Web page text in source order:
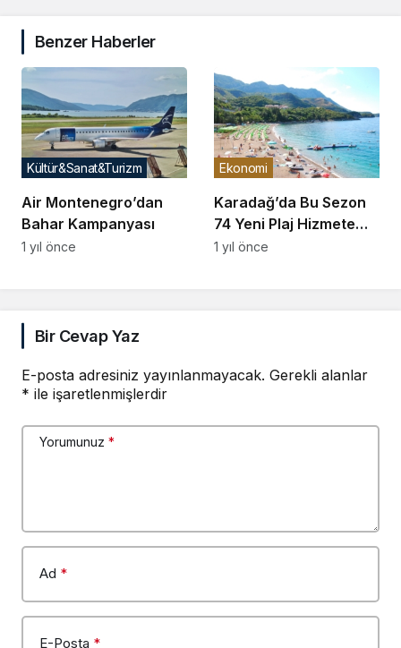
Benzer Haberler
Air Montenegro’dan
Bahar Kampanyası
Kültür&Sanat&Turizm
1 yıl önce
Karadağ’da Bu Sezon
74 Yeni Plaj Hizmete
Girecek
Ekonomi
1 yıl önce
Bir Cevap Yaz
E-posta adresiniz yayınlanmayacak. Gerekli alanlar
* ile işaretlenmişlerdir
Yorumunuz *
Ad *
E-Posta *